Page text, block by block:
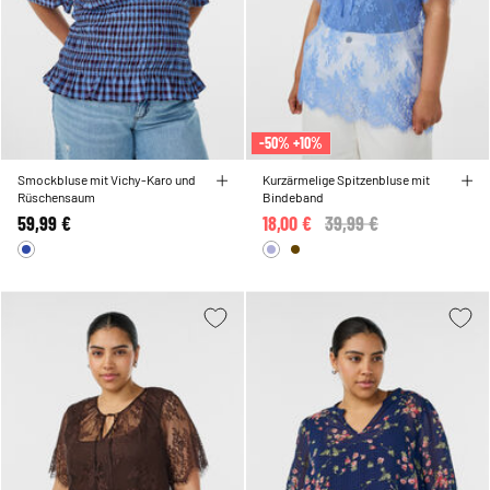
Smockbluse mit Vichy-Karo und
Rüschensaum
59,99 €
-50% +10%
Kurzärmelige Spitzenbluse mit
Bindeband
Price reduced from
39,99 €
18,00 €